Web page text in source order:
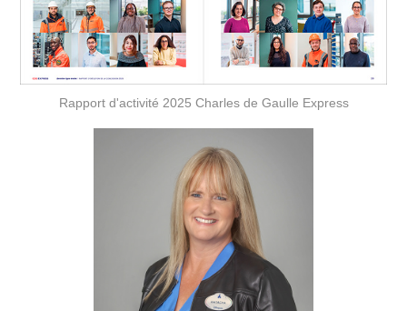
Rapport d'activité 2025 Charles de Gaulle Express